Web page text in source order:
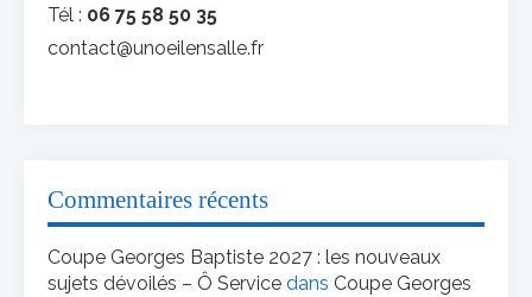
Tél : 06 75 58 50 35
contact@unoeilensalle.fr
Commentaires récents
Coupe Georges Baptiste 2027 : les nouveaux
sujets dévoilés – Ô Service dans Coupe Georges